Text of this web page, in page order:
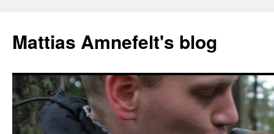
Mattias Amnefelt's blog